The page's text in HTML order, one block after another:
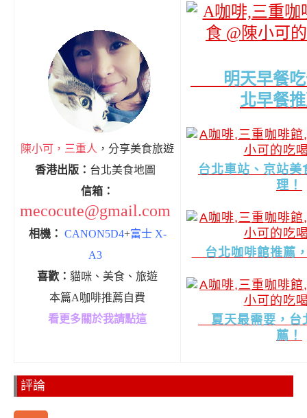
陳小可，三重人 ，分享美食旅遊
香港出版： 台北美食地圖
信箱：
mecocute@gmail.com
相機： CANON5D4+富士 X-
A3
喜歡： 貓咪、美食、旅遊
本篇A咖啡推薦自費
看更多關於我請點這
明天早餐吃
北早餐
台北車站、京站美
理！
台北咖啡館推薦
夏天最需要，台
薦！
評論